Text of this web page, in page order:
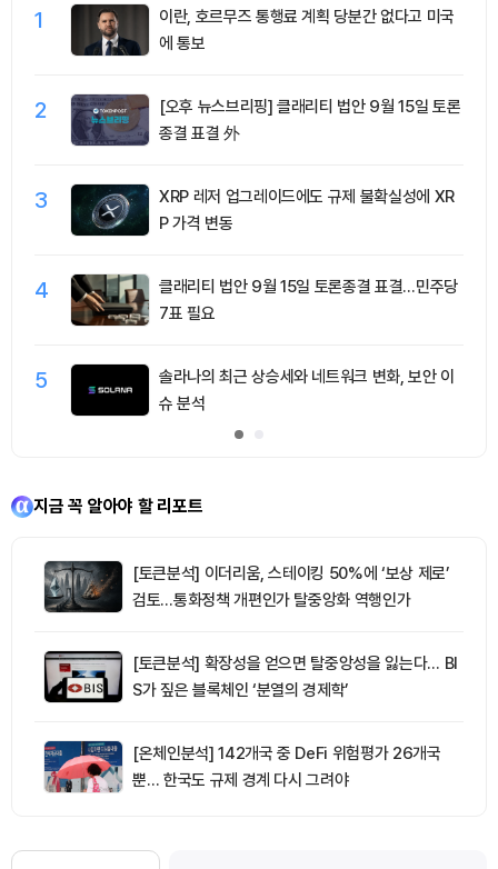
1
이란, 호르무즈 통행료 계획 당분간 없다고 미국
에 통보
2
[오후 뉴스브리핑] 클래리티 법안 9월 15일 토론
종결 표결 外
3
XRP 레저 업그레이드에도 규제 불확실성에 XR
P 가격 변동
4
클래리티 법안 9월 15일 토론종결 표결…민주당
7표 필요
5
솔라나의 최근 상승세와 네트워크 변화, 보안 이
슈 분석
지금 꼭 알아야 할 리포트
[토큰분석] 이더리움, 스테이킹 50%에 ‘보상 제로’
검토…통화정책 개편인가 탈중앙화 역행인가
[토큰분석] 확장성을 얻으면 탈중앙성을 잃는다… BI
S가 짚은 블록체인 ‘분열의 경제학’
[온체인분석] 142개국 중 DeFi 위험평가 26개국
뿐… 한국도 규제 경계 다시 그려야